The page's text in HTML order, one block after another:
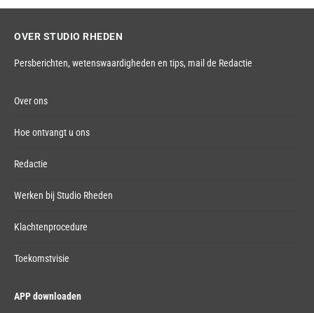
OVER STUDIO RHEDEN
Persberichten, wetenswaardigheden en tips, mail de Redactie
Over ons
Hoe ontvangt u ons
Redactie
Werken bij Studio Rheden
Klachtenprocedure
Toekomstvisie
APP downloaden